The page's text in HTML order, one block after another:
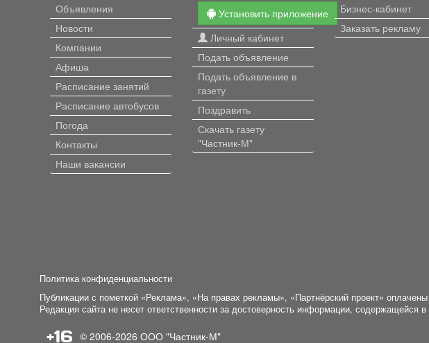
Объявления
Новости
Компании
Афиша
Расписание занятий
Расписание автобусов
Погода
Контакты
Наши вакансии
Установить приложение
Личный кабинет
Подать объявление
Подать объявление в
газету
Поздравить
Скачать газету
"Частник-М"
Бизнес-кабинет
Заказать рекламу
Политика конфиденциальности
Публикации с пометкой «Реклама», «На правах рекламы», «Партнёрский проект»
Редакция сайта не несет ответственности за достоверность информации, содержащейся
+16 © 2006-2026 ООО "Частник-М"